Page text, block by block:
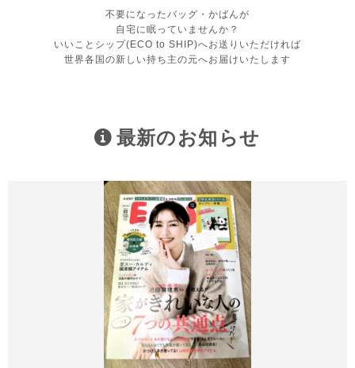
不要になったバッグ・かばんが
自宅に眠っていませんか？
いいことシップ(ECO to SHIP)へお送りいただければ
世界各国の新しい持ち主の元へお届けいたします
最新のお知らせ